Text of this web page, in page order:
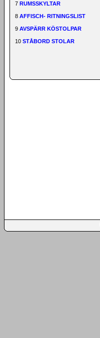
7 RUMSSKYLTAR
8 AFFISCH- RITNINGSLIST
9 AVSPÄRR KÖSTOLPAR
10 STÅBORD STOLAR